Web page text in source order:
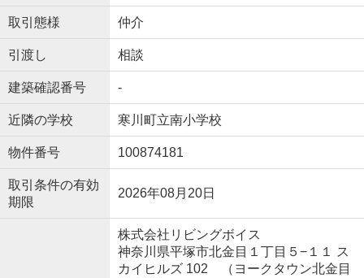
取引態様 仲介
引渡し 相談
建築確認番号 -
近隣の学校 寒川町立南小学校
物件番号 100874181
取引条件の有効
期限
2026年08月20日
株式会社リビングボイス
神奈川県平塚市北金目１丁目５−１１ ス
カイヒルズ 102 （ヨークタウン北金目